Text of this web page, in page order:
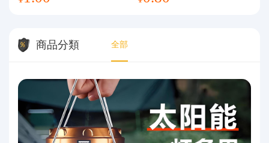
商品分類 全部